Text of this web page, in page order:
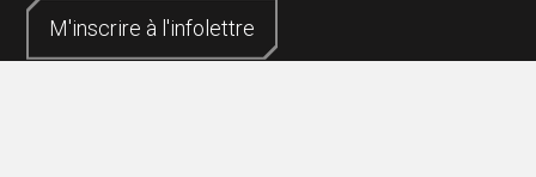
M'inscrire à l'infolettre
M'inscrire à l'infolettre